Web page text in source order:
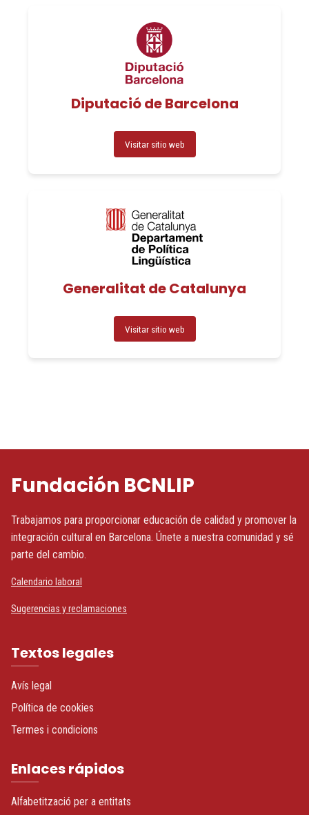
Diputació de Barcelona
Visitar sitio web
Generalitat de Catalunya
Visitar sitio web
Fundación BCNLIP
Trabajamos para proporcionar educación de calidad y promover la
integración cultural en Barcelona. Únete a nuestra comunidad y sé
parte del cambio.
Calendario laboral
Sugerencias y reclamaciones
Textos legales
Avís legal
Política de cookies
Termes i condicions
Enlaces rápidos
Alfabetització per a entitats